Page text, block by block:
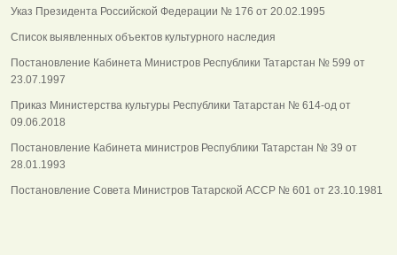
Указ Президента Российской Федерации № 176 от 20.02.1995
Список выявленных объектов культурного наследия
Постановление Кабинета Министров Республики Татарстан № 599 от
23.07.1997
Приказ Министерства культуры Республики Татарстан № 614-од от
09.06.2018
Постановление Кабинета министров Республики Татарстан № 39 от
28.01.1993
Постановление Совета Министров Татарской АССР № 601 от 23.10.1981